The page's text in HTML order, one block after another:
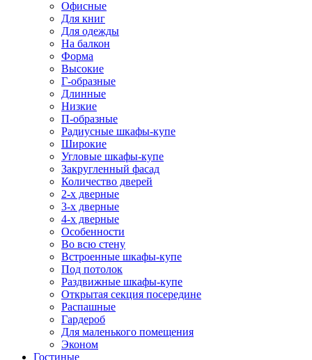
Офисные
Для книг
Для одежды
На балкон
Форма
Высокие
Г-образные
Длинные
Низкие
П-образные
Радиусные шкафы-купе
Широкие
Угловые шкафы-купе
Закругленный фасад
Количество дверей
2-х дверные
3-х дверные
4-х дверные
Особенности
Во всю стену
Встроенные шкафы-купе
Под потолок
Раздвижные шкафы-купе
Открытая секция посередине
Распашные
Гардероб
Для маленького помещения
Эконом
Гостиные